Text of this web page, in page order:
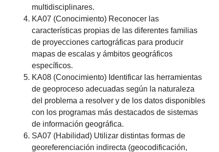
multidisciplinares.
KA07 (Conocimiento) Reconocer las
características propias de las diferentes familias
de proyecciones cartográficas para producir
mapas de escalas y ámbitos geográficos
específicos.
KA08 (Conocimiento) Identificar las herramientas
de geoproceso adecuadas según la naturaleza
del problema a resolver y de los datos disponibles
con los programas más destacados de sistemas
de información geográfica.
SA07 (Habilidad) Utilizar distintas formas de
georeferenciación indirecta (geocodificación,